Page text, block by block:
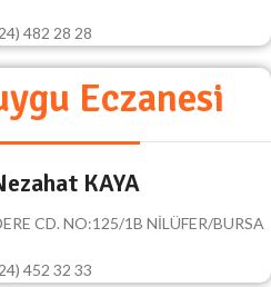
482 28 28
Eczanesi
KAYA
CD. NO:125/1B NİLÜFER/BURSA
452 32 33